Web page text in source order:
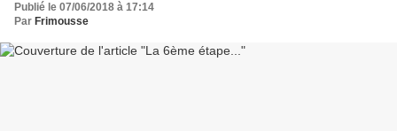
Publié le 07/06/2018 à 17:14
Par Frimousse